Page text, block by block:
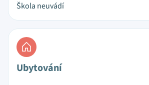
Škola neuvádí
Ubytování